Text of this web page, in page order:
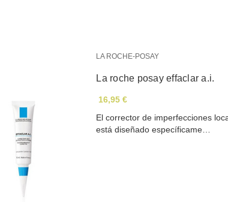
LA ROCHE-POSAY
La roche posay effaclar a.i.
16,95 €
El corrector de imperfecciones
está diseñado específicame…